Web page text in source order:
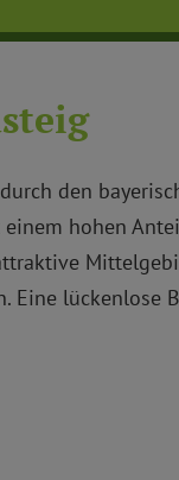
den
hohen
Eine lückenlose